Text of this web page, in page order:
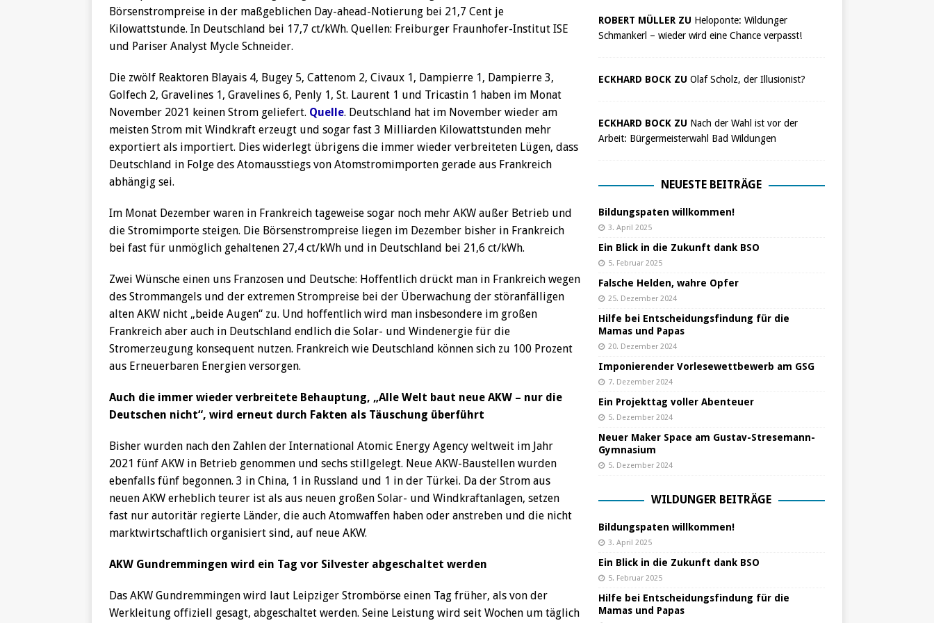
Börsenstrompreise in der maßgeblichen Day-ahead-Notierung bei 21,7 Cent je
Kilowattstunde. In Deutschland bei 17,7 ct/kWh. Quellen: Freiburger Fraunhofer-Institut ISE
und Pariser Analyst Mycle Schneider.
Die zwölf Reaktoren Blayais 4, Bugey 5, Cattenom 2, Civaux 1, Dampierre 1, Dampierre 3,
Golfech 2, Gravelines 1, Gravelines 6, Penly 1, St. Laurent 1 und Tricastin 1 haben im Monat
November 2021 keinen Strom geliefert. Quelle. Deutschland hat im November wieder am
meisten Strom mit Windkraft erzeugt und sogar fast 3 Milliarden Kilowattstunden mehr
exportiert als importiert. Dies widerlegt übrigens die immer wieder verbreiteten Lügen, dass
Deutschland in Folge des Atomausstiegs von Atomstromimporten gerade aus Frankreich
abhängig sei.
Im Monat Dezember waren in Frankreich tageweise sogar noch mehr AKW außer Betrieb und
die Stromimporte steigen. Die Börsenstrompreise liegen im Dezember bisher in Frankreich
bei fast für unmöglich gehaltenen 27,4 ct/kWh und in Deutschland bei 21,6 ct/kWh.
Zwei Wünsche einen uns Franzosen und Deutsche: Hoffentlich drückt man in Frankreich wegen
des Strommangels und der extremen Strompreise bei der Überwachung der störanfälligen
alten AKW nicht „beide Augen“ zu. Und hoffentlich wird man insbesondere im großen
Frankreich aber auch in Deutschland endlich die Solar- und Windenergie für die
Stromerzeugung konsequent nutzen. Frankreich wie Deutschland können sich zu 100 Prozent
aus Erneuerbaren Energien versorgen.
Auch die immer wieder verbreitete Behauptung, „Alle Welt baut neue AKW – nur die
Deutschen nicht“, wird erneut durch Fakten als Täuschung überführt
Bisher wurden nach den Zahlen der International Atomic Energy Agency weltweit im Jahr
2021 fünf AKW in Betrieb genommen und sechs stillgelegt. Neue AKW-Baustellen wurden
ebenfalls fünf begonnen. 3 in China, 1 in Russland und 1 in der Türkei. Da der Strom aus
neuen AKW erheblich teurer ist als aus neuen großen Solar- und Windkraftanlagen, setzen
fast nur autoritär regierte Länder, die auch Atomwaffen haben oder anstreben und die nicht
marktwirtschaftlich organisiert sind, auf neue AKW.
AKW Gundremmingen wird ein Tag vor Silvester abgeschaltet werden
Das AKW Gundremmingen wird laut Leipziger Strombörse einen Tag früher, als von der
Werkleitung offiziell gesagt, abgeschaltet werden. Seine Leistung wird seit Wochen um täglich
ROBERT MÜLLER ZU Heloponte: Wildunger
Schmankerl – wieder wird eine Chance verpasst!
ECKHARD BOCK ZU Olaf Scholz, der Illusionist?
ECKHARD BOCK ZU Nach der Wahl ist vor der
Arbeit: Bürgermeisterwahl Bad Wildungen
NEUESTE BEITRÄGE
Bildungspaten willkommen!
3. April 2025
Ein Blick in die Zukunft dank BSO
5. Februar 2025
Falsche Helden, wahre Opfer
25. Dezember 2024
Hilfe bei Entscheidungsfindung für die
Mamas und Papas
20. Dezember 2024
Imponierender Vorlesewettbewerb am GSG
7. Dezember 2024
Ein Projekttag voller Abenteuer
5. Dezember 2024
Neuer Maker Space am Gustav-Stresemann-
Gymnasium
5. Dezember 2024
WILDUNGER BEITRÄGE
Bildungspaten willkommen!
3. April 2025
Ein Blick in die Zukunft dank BSO
5. Februar 2025
Hilfe bei Entscheidungsfindung für die
Mamas und Papas